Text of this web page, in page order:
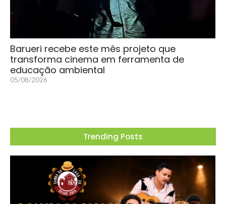
Barueri recebe este mês projeto que
transforma cinema em ferramenta de
educação ambiental
05/08/2026
Trending Posts